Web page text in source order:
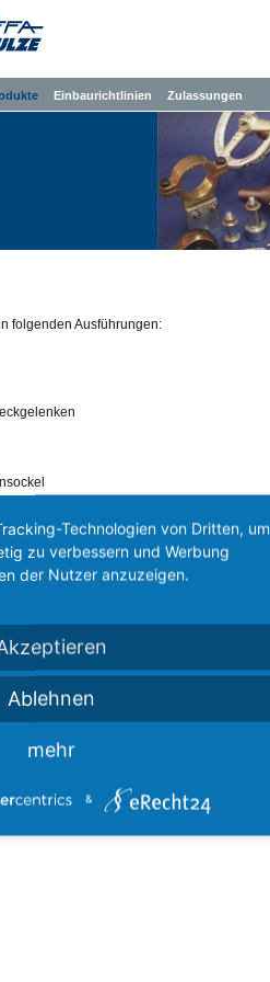
Einbaurichtlinien Zulassungen
folgenden Ausführungen:
sind unsere Stärke !
rund um das Thema Mechanische
Technologien von Dritten, um
zu verbessern und Werbung
der Nutzer anzuzeigen.
Ablehnen
mehr
&